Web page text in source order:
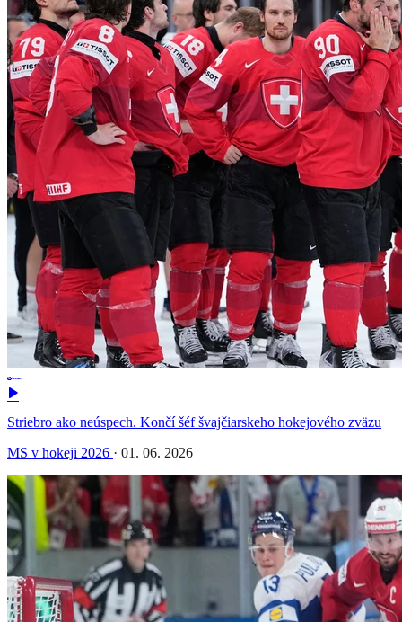
Striebro ako neúspech. Končí šéf švajčiarskeho hokejového zväzu
MS v hokeji 2026 · 01. 06. 2026